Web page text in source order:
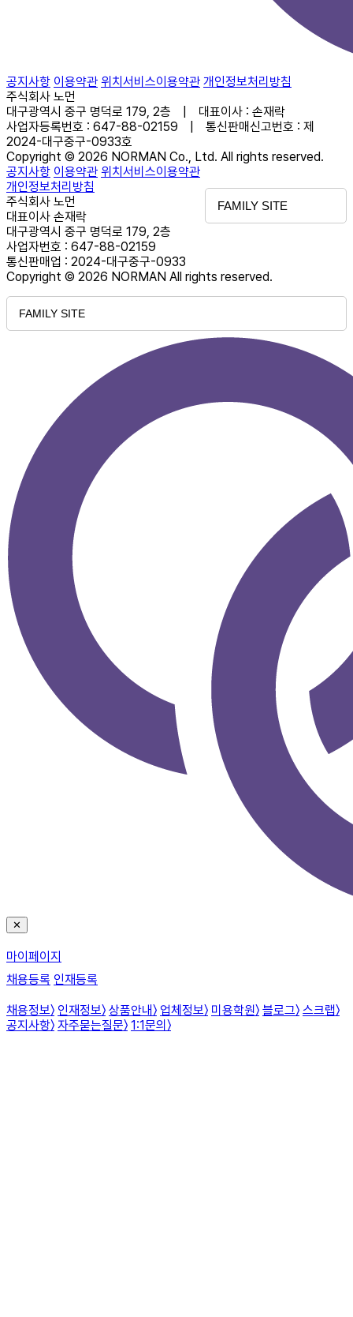
공지사항 이용약관 위치서비스이용약관 개인정보처리방침
주식회사 노먼
대구광역시 중구 명덕로 179, 2층 | 대표이사 : 손재락
사업자등록번호 : 647-88-02159 | 통신판매신고번호 : 제
2024-대구중구-0933호
Copyright © 2026 NORMAN Co., Ltd. All rights reserved.
FAMILY SITE
공지사항 이용약관 위치서비스이용약관
개인정보처리방침
주식회사 노먼
대표이사 손재락
대구광역시 중구 명덕로 179, 2층
사업자번호 : 647-88-02159
통신판매업 : 2024-대구중구-0933
Copyright © 2026 NORMAN All rights reserved.
FAMILY SITE
✕
마이페이지
채용등록 인재등록
채용정보〉 인재정보〉 상품안내 〉 업체정보〉 미용학원〉 블로그〉 스크랩〉
공지사항〉 자주묻는질문〉 1:1문의 〉